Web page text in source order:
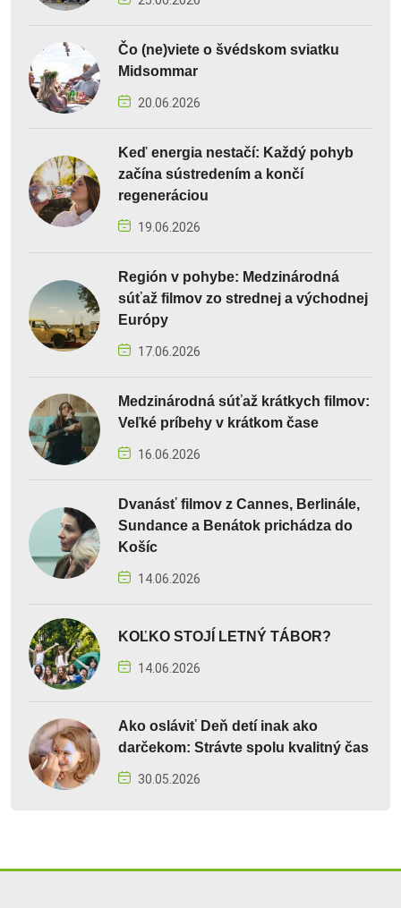
Čo (ne)viete o švédskom sviatku
Midsommar
20.06.2026
Keď energia nestačí: Každý pohyb
začína sústredením a končí
regeneráciou
19.06.2026
Región v pohybe: Medzinárodná
súťaž filmov zo strednej a východnej
Európy
17.06.2026
Medzinárodná súťaž krátkych filmov:
Veľké príbehy v krátkom čase
16.06.2026
Dvanásť filmov z Cannes, Berlinále,
Sundance a Benátok prichádza do
Košíc
14.06.2026
KOĽKO STOJÍ LETNÝ TÁBOR?
14.06.2026
Ako osláviť Deň detí inak ako
darčekom: Strávte spolu kvalitný čas
30.05.2026